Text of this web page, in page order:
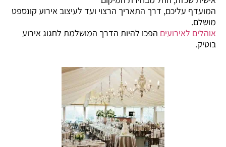
המועדף עליכם, דרך התאריך הרצוי ועד לעיצוב אירוע קונספט
מושלם.
אוהלים לאירועים הפכו להיות הדרך המושלמת לחגוג אירוע
בוטיק.